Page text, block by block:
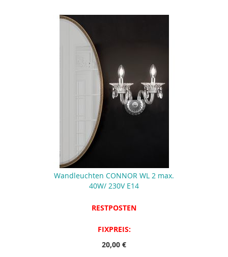
Wandleuchten CONNOR WL 2 max.
40W/ 230V E14
RESTPOSTEN
FIXPREIS:
20,00 €